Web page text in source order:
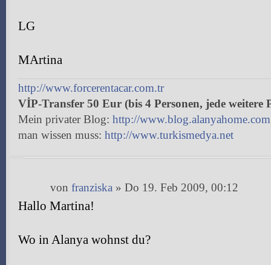
LG
MArtina
http://www.forcerentacar.com.tr
VİP-Transfer 50 Eur (bis 4 Personen, jede weitere
Mein privater Blog: http://www.blog.alanyahome.com
man wissen muss: http://www.turkismedya.net
von franziska » Do 19. Feb 2009, 00:12
Hallo Martina!
Wo in Alanya wohnst du?